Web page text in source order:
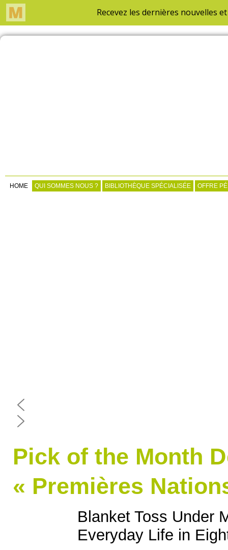
HOME QUI SOMMES NOUS ? BIBLIOTHÈQUE SPÉCIALISÉE OFFRE
Pick of the Month
« Premières
Blanket Toss Under
Everyday Life in